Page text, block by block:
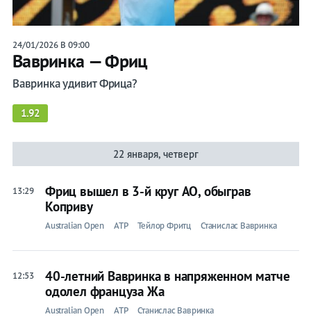
24/01/2026 В 09:00
Вавринка — Фриц
Вавринка удивит Фрица?
1.92
22 января, четверг
13:29
Фриц вышел в 3-й круг АО, обыграв
Коприву
Australian Open ATP Тейлор Фритц Станислас Вавринка
12:53
40-летний Вавринка в напряженном матче
одолел француза Жа
Australian Open ATP Станислас Вавринка